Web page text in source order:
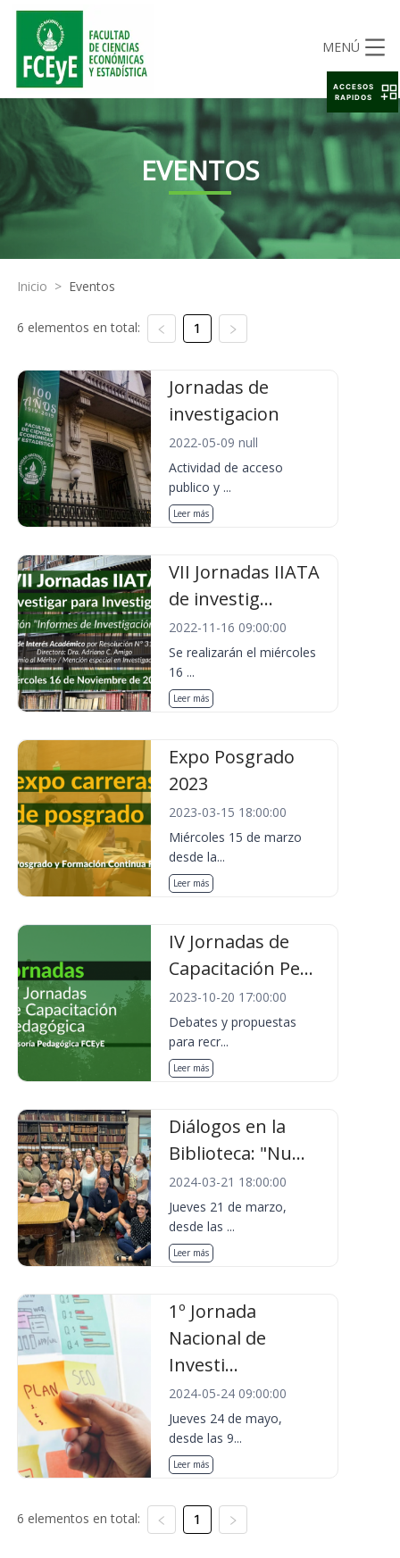
MENÚ
EVENTOS
Inicio > Eventos
6 elementos en total: 1
Jornadas de
investigacion
2022-05-09 null
Actividad de acceso
publico y ...
Leer más
VII Jornadas IIATA
de investig...
2022-11-16 09:00:00
Se realizarán el miércoles
16 ...
Leer más
Expo Posgrado
2023
2023-03-15 18:00:00
Miércoles 15 de marzo
desde la...
Leer más
IV Jornadas de
Capacitación Pe...
2023-10-20 17:00:00
Debates y propuestas
para recr...
Leer más
Diálogos en la
Biblioteca: "Nu...
2024-03-21 18:00:00
Jueves 21 de marzo,
desde las ...
Leer más
1º Jornada
Nacional de
Investi...
2024-05-24 09:00:00
Jueves 24 de mayo,
desde las 9...
Leer más
6 elementos en total: 1
ACCESOS
RAPIDOS